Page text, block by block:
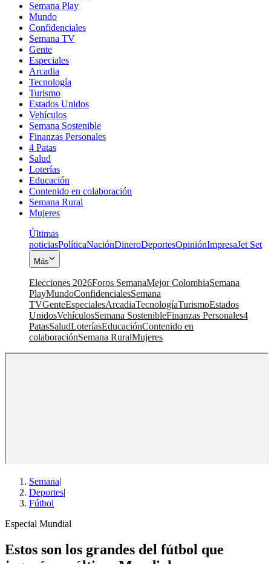
Semana Play
Mundo
Confidenciales
Semana TV
Gente
Especiales
Arcadia
Tecnología
Turismo
Estados Unidos
Vehículos
Semana Sostenible
Finanzas Personales
4 Patas
Salud
Loterías
Educación
Contenido en colaboración
Semana Rural
Mujeres
Últimas
noticiasPolíticaNaciónDineroDeportesOpiniónImpresaJet Set
Más
Elecciones 2026Foros SemanaMejor ColombiaSemana
PlayMundoConfidencialesSemana
TVGenteEspecialesArcadiaTecnologíaTurismoEstados
UnidosVehículosSemana SostenibleFinanzas Personales4
PatasSaludLoteríasEducaciónContenido en
colaboraciónSemana RuralMujeres
Semana|
Deportes|
Fútbol
Especial Mundial
Estos son los grandes del fútbol que